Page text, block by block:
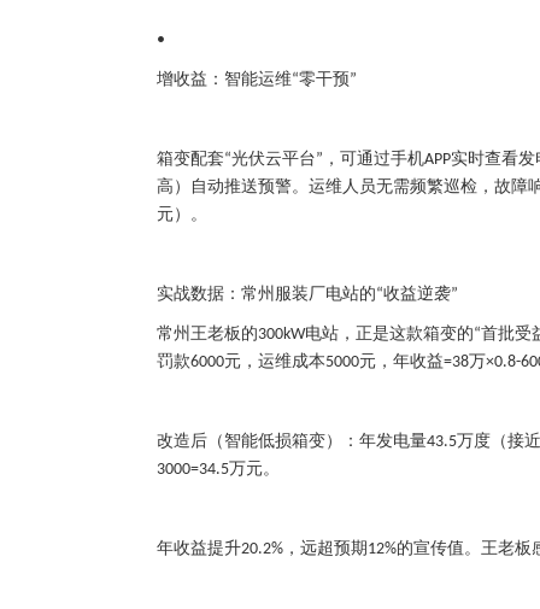
•
增收益：智能运维“零干预”
箱变配套“光伏云平台” ，可通过手机APP实时查看
高）自动推送预警。运维人员无需频繁巡检，故障
元）。
实战数据：常州服装厂电站的“收益逆袭”
常州王老板的300kW电站，正是这款箱变的“首批受
罚款6000元，运维成本5000元，年收益=38万×0.8-
改造后（智能低损箱变）：年发电量43.5万度（接
3000=34.5万元。
年收益提升20.2% ，远超预期 12%的宣传值。王老板